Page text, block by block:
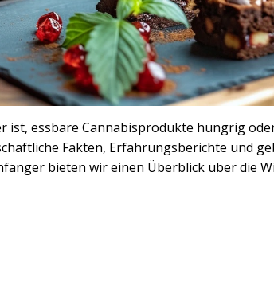
ist, essbare Cannabisprodukte hungrig
Fakten, Erfahrungsberichte und
bieten wir einen Überblick über die